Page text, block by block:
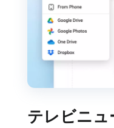
テレビニュ